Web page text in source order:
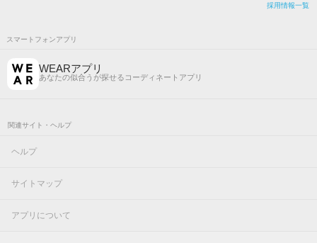
採用情報一覧
スマートフォンアプリ
WEARアプリ
あなたの似合うが探せるコーディネートアプリ
関連サイト・ヘルプ
ヘルプ
サイトマップ
アプリについて